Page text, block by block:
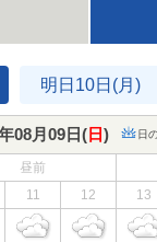
明日10日(月)
08月09日(日) 日
昼前
11 12 13